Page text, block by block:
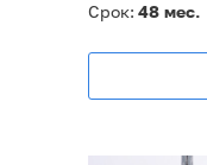
Срок: 48 мес.